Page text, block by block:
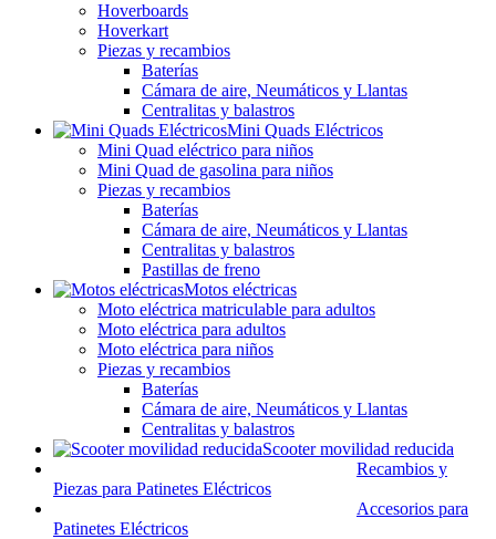
Hoverboards
Hoverkart
Piezas y recambios
Baterías
Cámara de aire, Neumáticos y Llantas
Centralitas y balastros
Mini Quads Eléctricos
Mini Quad eléctrico para niños
Mini Quad de gasolina para niños
Piezas y recambios
Baterías
Cámara de aire, Neumáticos y Llantas
Centralitas y balastros
Pastillas de freno
Motos eléctricas
Moto eléctrica matriculable para adultos
Moto eléctrica para adultos
Moto eléctrica para niños
Piezas y recambios
Baterías
Cámara de aire, Neumáticos y Llantas
Centralitas y balastros
Scooter movilidad reducida
Recambios y
Piezas para Patinetes Eléctricos
Accesorios para
Patinetes Eléctricos